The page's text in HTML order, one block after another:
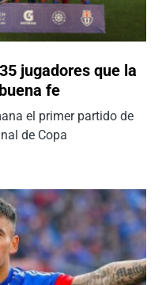
jugadores que la
fe
el primer partido de
de Copa